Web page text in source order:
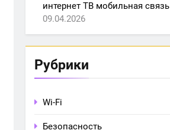
интернет ТВ мобильная связь
09.04.2026
Рубрики
Wi-Fi
Безопасность